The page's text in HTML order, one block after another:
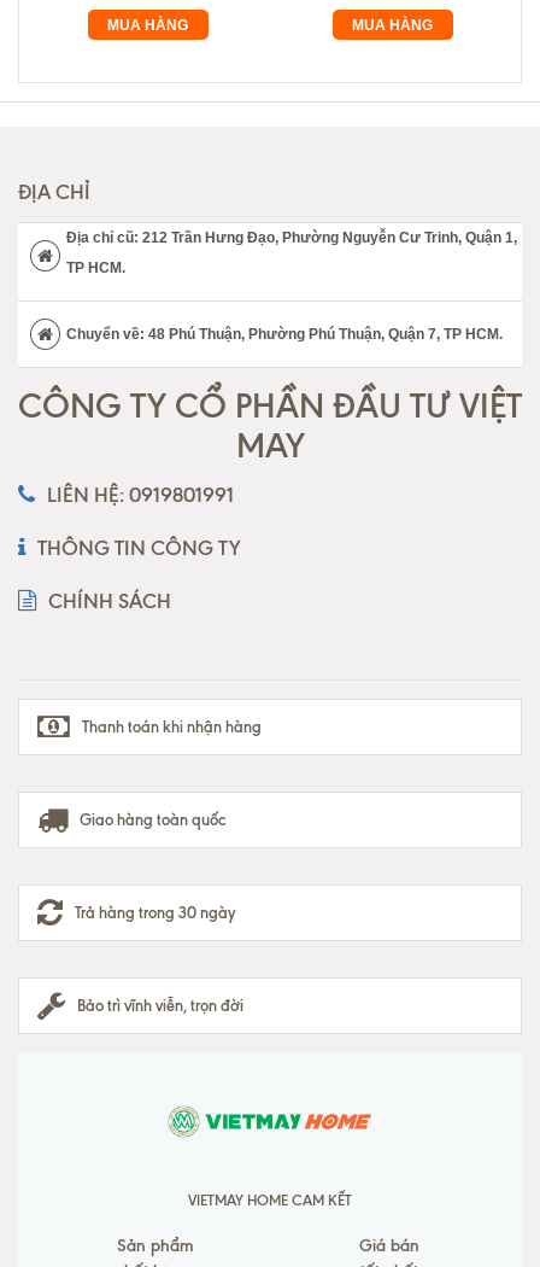
MUA HÀNG MUA HÀNG
ĐỊA CHỈ
Địa chỉ cũ: 212 Trần Hưng Đạo, Phường Nguyễn Cư Trinh, Quận 1,
TP HCM.
Chuyển về: 48 Phú Thuận, Phường Phú Thuận, Quận 7, TP HCM.
CÔNG TY CỔ PHẦN ĐẦU TƯ VIỆT
MAY
LIÊN HỆ: 0919801991
THÔNG TIN CÔNG TY
CHÍNH SÁCH
Thanh toán khi nhận hàng
Giao hàng toàn quốc
Trả hàng trong 30 ngày
Bảo trì vĩnh viễn, trọn đời
VIETMAY HOME CAM KẾT
Sản phẩm
Giá bán